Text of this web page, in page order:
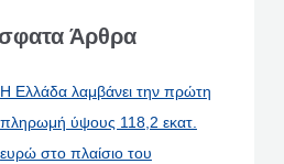
Άρθρα
Η Ελλάδα λαμβάνει την πρώτη
πληρωμή ύψους 118,2 εκατ.
ευρώ στο πλαίσιο του